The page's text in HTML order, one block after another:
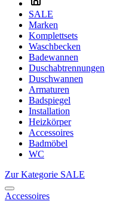
SALE
Marken
Komplettsets
Waschbecken
Badewannen
Duschabtrennungen
Duschwannen
Armaturen
Badspiegel
Installation
Heizkörper
Accessoires
Badmöbel
WC
Zur Kategorie SALE
Accessoires